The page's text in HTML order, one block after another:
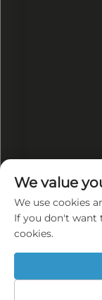
We value
We use cookies
If you don't want
cookies.